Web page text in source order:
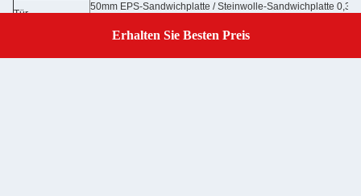
Tür
50mm EPS-Sandwichplatte / Steinwolle-Sandwichplatte
Aluminium-Schiebefenster, PVC-Schiebefenster mit
Erhalten Sie Besten PreisGet A Quote